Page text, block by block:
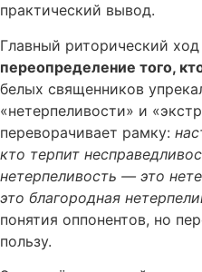
практический вывод.
Главный риторический
переопределение того,
белых священников
«нетерпеливости» и
переворачивает рамку:
кто терпит
нетерпеливость — это
это благородная
понятия оппонентов, но
пользу.